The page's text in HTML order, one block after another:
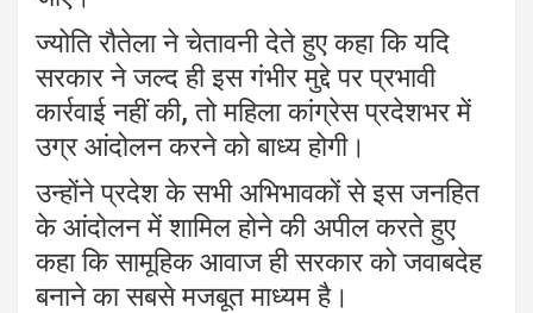
ज्योति रौतेला ने चेतावनी देते हुए कहा कि यदि
सरकार ने जल्द ही इस गंभीर मुद्दे पर प्रभावी
कार्रवाई नहीं की, तो महिला कांग्रेस प्रदेशभर में
उग्र आंदोलन करने को बाध्य होगी।
उन्होंने प्रदेश के सभी अभिभावकों से इस जनहित
के आंदोलन में शामिल होने की अपील करते हुए
कहा कि सामूहिक आवाज ही सरकार को जवाबदेह
बनाने का सबसे मजबूत माध्यम है।